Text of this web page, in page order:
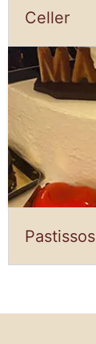
Celler
Pastissos